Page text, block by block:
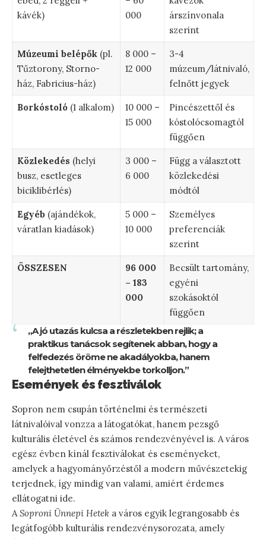
kávék)
000
árszínvonala
szerint
Múzeumi belépők (pl.
Tűztorony, Storno-
ház, Fabricius-ház)
8 000 –
12 000
3-4
múzeum/látnivaló,
felnőtt jegyek
Borkóstoló(1 alkalom)
10 000 –
15 000
Pincészettől és
kóstolócsomagtól
függően
Közlekedés (helyi
busz, esetleges
biciklibérlés)
3 000 –
6 000
Függ a választott
közlekedési
módtól
Egyéb(ajándékok,
váratlan kiadások)
5 000 –
10 000
Személyes
preferenciák
szerint
ÖSSZESEN
96 000
– 183
000
Becsült tartomány,
egyéni
szokásoktól
függően
„A jó utazás kulcsa a részletekben rejlik; a
praktikus tanácsok segítenek abban, hogy a
felfedezés öröme ne akadályokba, hanem
felejthetetlen élményekbe torkolljon.”
Események és fesztiválok
Sopron nem csupán történelmi és természeti
látnivalóival vonzza a látogatókat, hanem pezsgő
kulturális életével és számos rendezvényével is. A város
egész évben kínál fesztiválokat és eseményeket,
amelyek a hagyományőrzéstől a modern művészetekig
terjednek, így mindig van valami, amiért érdemes
ellátogatni ide.
ASoproni Ünnepi Hetek a város egyik legrangosabb és
legátfogóbb kulturális rendezvénysorozata, amely